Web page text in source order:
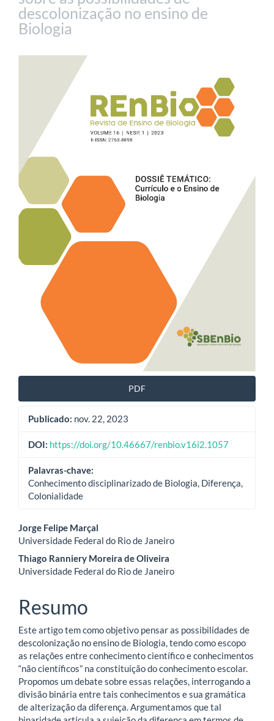
descolonização no ensino de
Biologia
lateral
artigos
PDF
Publicado: nov. 22, 2023
DOI: https://doi.org/10.46667/renbio.v16i2.1057
Palavras-chave:
Conhecimento disciplinarizado de Biologia, Diferença,
Colonialidade
Conteúdo
do
artigo
principal
Jorge Felipe Marçal
Universidade Federal do Rio de Janeiro
Thiago Ranniery Moreira de Oliveira
Universidade Federal do Rio de Janeiro
Resumo
Este artigo tem como objetivo pensar as possibilidades de
descolonização no ensino de Biologia, tendo como escopo
as relações entre conhecimento científico e conhecimentos
“não científicos” na constituição do conhecimento escolar.
Propomos um debate sobre essas relações, interrogando a
divisão binária entre tais conhecimentos e sua gramática
de alterização da diferença. Argumentamos que tal